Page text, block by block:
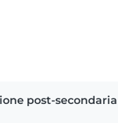
post-secondaria